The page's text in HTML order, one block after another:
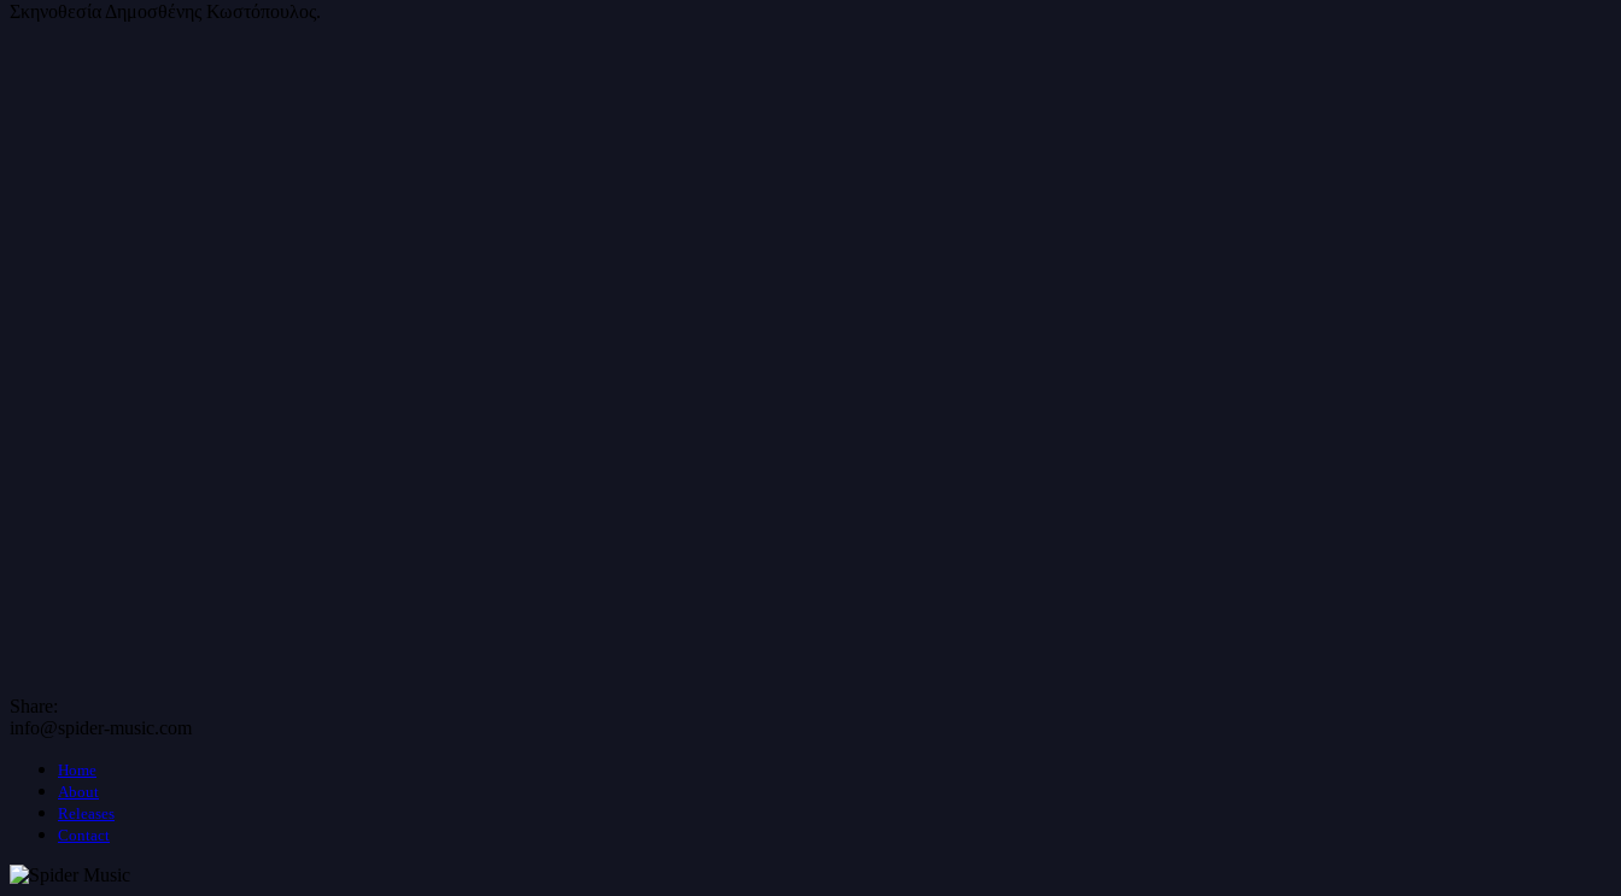
Σκηνοθεσία Δημοσθένης Κωστόπουλος.
Share:
info@spider-music.com
Home
About
Releases
Contact